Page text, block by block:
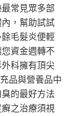
常見眾多部
，幫助試試
毛髮炎便輕
資金週轉不
科擁有頂尖
品與營養品中
的最好方法
癬之治療須視